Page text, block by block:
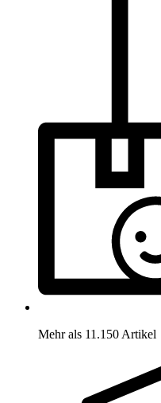
Mehr als 11.150 Artikel